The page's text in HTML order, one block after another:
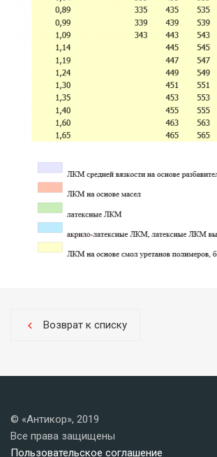
chevron_left Возврат к списку
© «Антикор», 2019
Все права защищены
Пользовательское соглашение